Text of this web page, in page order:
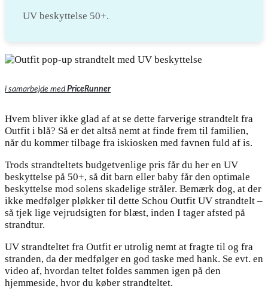
UV beskyttelse 50+.
i samarbejde medPriceRunner
Hvem bliver ikke glad af at se dette farverige strandtelt fra
Outfit i blå? Så er det altså nemt at finde frem til familien,
når du kommer tilbage fra iskiosken med favnen fuld af is.
Trods strandteltets budgetvenlige pris får du her en UV
beskyttelse på 50+, så dit barn eller baby får den optimale
beskyttelse mod solens skadelige stråler. Bemærk dog, at der
ikke medfølger pløkker til dette Schou Outfit UV strandtelt –
så tjek lige vejrudsigten for blæst, inden I tager afsted på
strandtur.
UV strandteltet fra Outfit er utrolig nemt at fragte til og fra
stranden, da der medfølger en god taske med hank. Se evt. en
video af, hvordan teltet foldes sammen igen på den
hjemmeside, hvor du køber strandteltet.